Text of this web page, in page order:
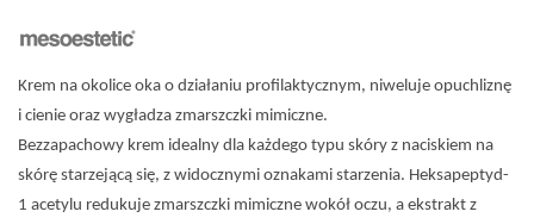
Krem na okolice oka o działaniu profilaktycznym, niweluje opuchliznę
i cienie oraz wygładza zmarszczki mimiczne.
Bezzapachowy krem idealny dla każdego typu skóry z naciskiem na
skórę starzejącą się, z widocznymi oznakami starzenia. Heksapeptyd-
1 acetylu redukuje zmarszczki mimiczne wokół oczu, a ekstrakt z